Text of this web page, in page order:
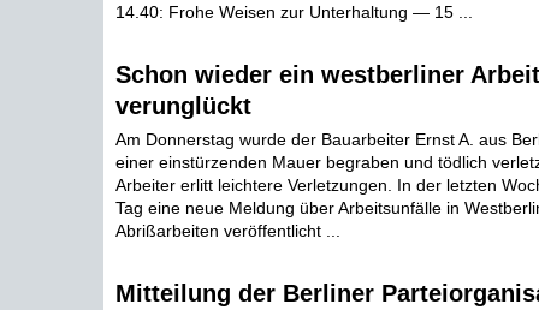
14.40: Frohe Weisen zur Unterhaltung — 15 ...
Schon wieder ein westberliner
verunglückt
Am Donnerstag wurde der Bauarbeiter Ernst A. aus
einer einstürzenden Mauer begraben und tödlich
Arbeiter erlitt leichtere Verletzungen. In der letzten
Tag eine neue Meldung über Arbeitsunfälle in
Abrißarbeiten veröffentlicht ...
Mitteilung der Berliner